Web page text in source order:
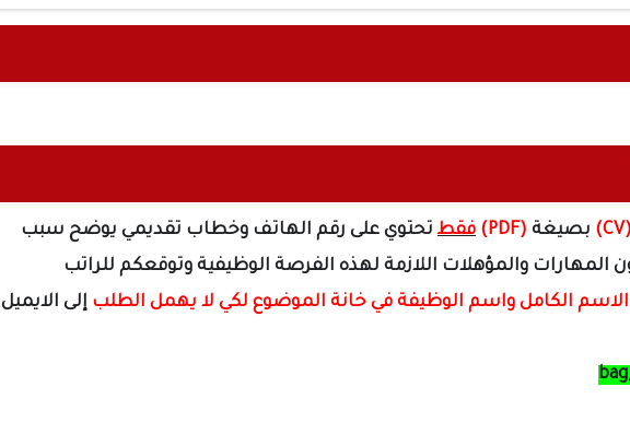
(CV) بصيغة (PDF) فقطتحتوي على رقم الهاتف وخطاب تقديمي يوضح سبب
المهارات والمؤهلات اللازمة لهذه الفرصة الوظيفية وتوقعكم للراتب
الكامل واسم الوظيفة في خانة الموضوع لكي لا يهمل الطلب إلى الايميل